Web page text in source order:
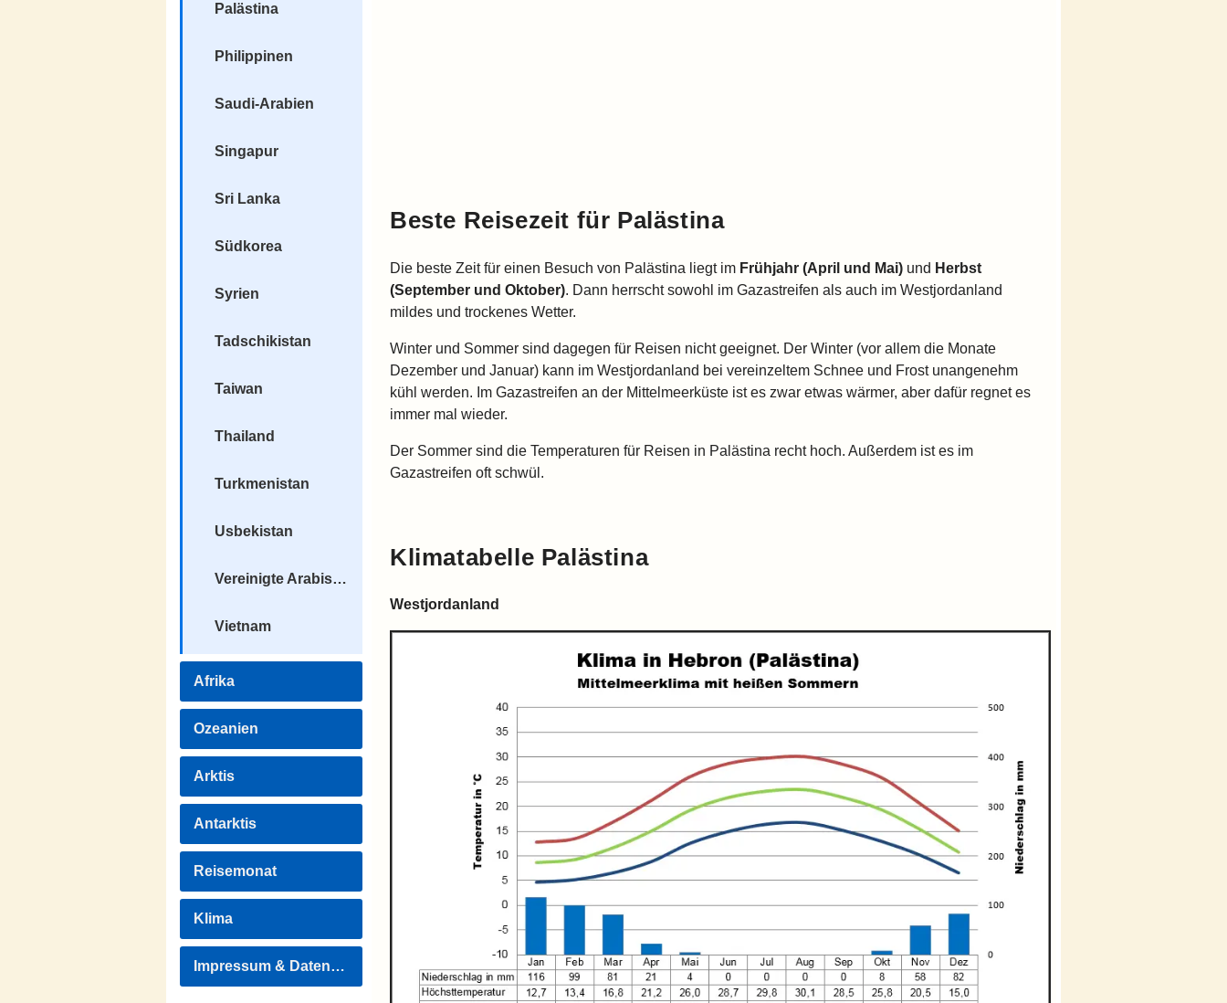
Palästina
Philippinen
Saudi-Arabien
Singapur
Sri Lanka
Südkorea
Syrien
Tadschikistan
Taiwan
Thailand
Turkmenistan
Usbekistan
Vereinigte Arabische Emirate
Vietnam
Afrika
Ozeanien
Arktis
Antarktis
Reisemonat
Klima
Impressum & Datenschutz
Beste Reisezeit für Palästina
Die beste Zeit für einen Besuch von Palästina liegt im Frühjahr (April und Mai) und Herbst
(September und Oktober). Dann herrscht sowohl im Gazastreifen als auch im Westjordanland
mildes und trockenes Wetter.
Winter und Sommer sind dagegen für Reisen nicht geeignet. Der Winter (vor allem die Monate
Dezember und Januar) kann im Westjordanland bei vereinzeltem Schnee und Frost unangenehm
kühl werden. Im Gazastreifen an der Mittelmeerküste ist es zwar etwas wärmer, aber dafür regnet es
immer mal wieder.
Der Sommer sind die Temperaturen für Reisen in Palästina recht hoch. Außerdem ist es im
Gazastreifen oft schwül.
Klimatabelle Palästina
Westjordanland